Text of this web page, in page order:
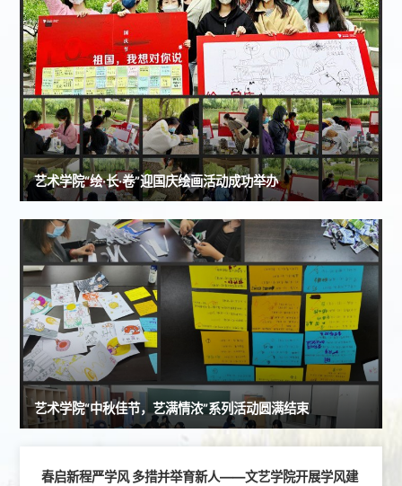
艺术学院“绘·长·卷”迎国庆绘画活动成功举办
艺术学院“中秋佳节，艺满情浓”系列活动圆满结束
春启新程严学风 多措并举育新人——文艺学院开展学风建